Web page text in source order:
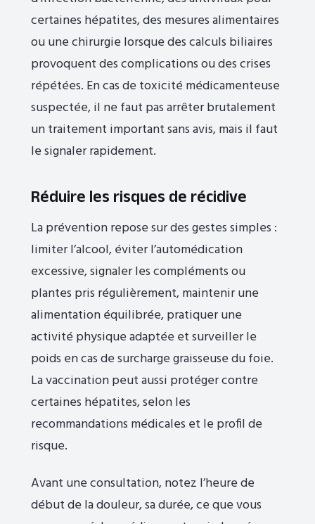
certaines hépatites, des mesures alimentaires
ou une chirurgie lorsque des calculs biliaires
provoquent des complications ou des crises
répétées. En cas de toxicité médicamenteuse
suspectée, il ne faut pas arrêter brutalement
un traitement important sans avis, mais il faut
le signaler rapidement.
Réduire les risques de récidive
La prévention repose sur des gestes simples :
limiter l’alcool, éviter l’automédication
excessive, signaler les compléments ou
plantes pris régulièrement, maintenir une
alimentation équilibrée, pratiquer une
activité physique adaptée et surveiller le
poids en cas de surcharge graisseuse du foie.
La vaccination peut aussi protéger contre
certaines hépatites, selon les
recommandations médicales et le profil de
risque.
Avant une consultation, notez l’heure de
début de la douleur, sa durée, ce que vous